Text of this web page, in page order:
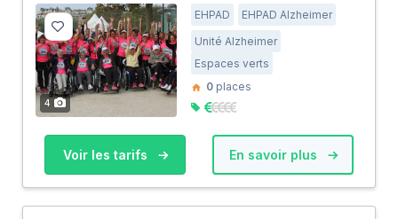
4
EHPAD
EHPAD Alzheimer
Unité Alzheimer
Espaces verts
0 places
Voir les tarifs En savoir plus